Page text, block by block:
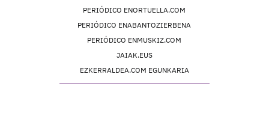
PERIÓDICO ENORTUELLA.COM
PERIÓDICO ENABANTOZIERBENA
PERIÓDICO ENMUSKIZ.COM
JAIAK.EUS
EZKERRALDEA.COM EGUNKARIA